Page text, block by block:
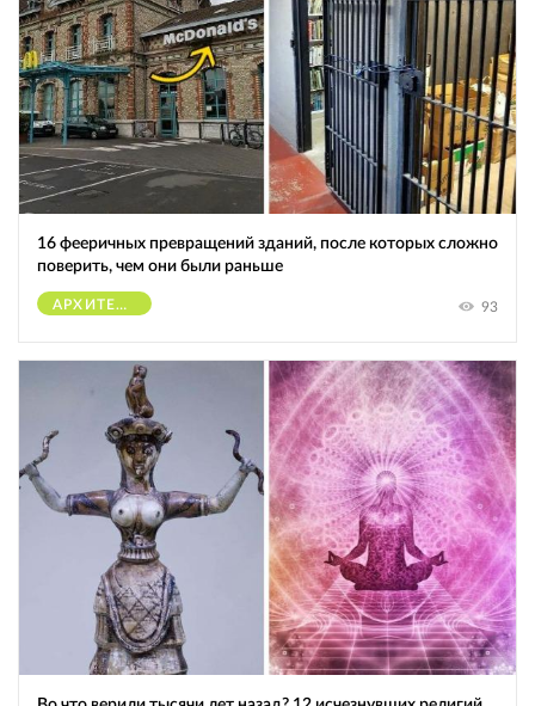
16 фееричных превращений зданий, после которых сложно
поверить, чем они были раньше
АРХИТЕКТУРА 93